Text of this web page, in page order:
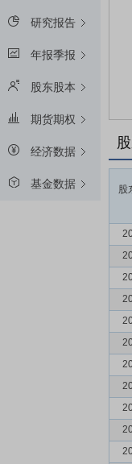
研究报告
年报季报
股东股本
期货期权
经济数据
基金数据
股